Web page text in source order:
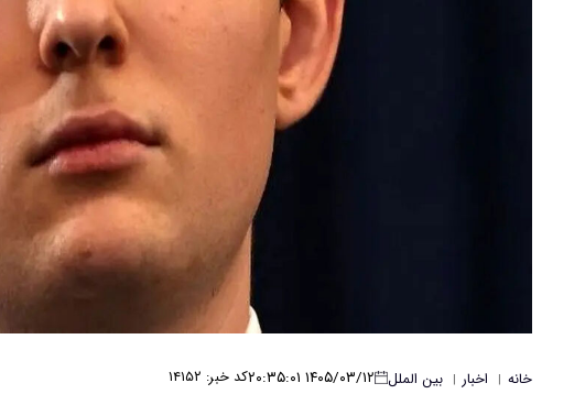
خانه | اخبار | بین الملل ۱۴۰۵/۰۳/۱۲ ۲۰:۳۵:۰۱ کد خبر: ۱۴۱۵۲